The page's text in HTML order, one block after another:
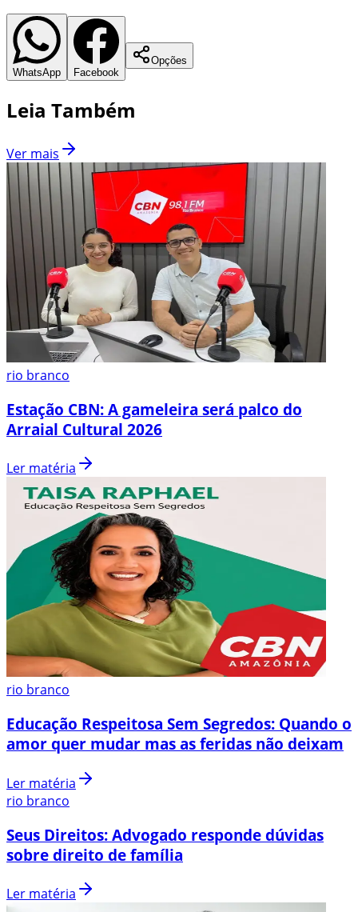
WhatsApp Facebook
Opções
Leia Também
Ver mais
rio branco
Estação CBN: A gameleira será palco do
Arraial Cultural 2026
Ler matéria
rio branco
Educação Respeitosa Sem Segredos: Quando o
amor quer mudar mas as feridas não deixam
Ler matéria
rio branco
Seus Direitos: Advogado responde dúvidas
sobre direito de família
Ler matéria